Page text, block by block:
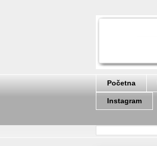
Početna
Instagram